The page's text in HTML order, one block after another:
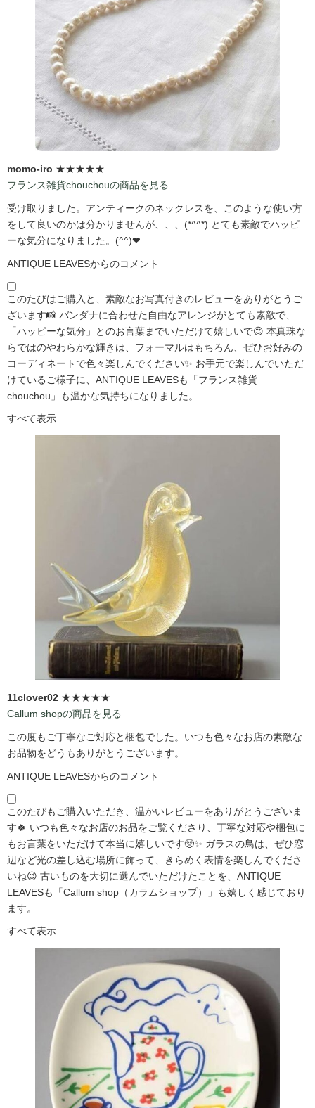
momo-iro ★★★★★
フランス雑貨chouchouの商品を見る
受け取りました。アンティークのネックレスを、このような使い方
をして良いのかは分かりませんが、、、(*^^*) とても素敵でハッピ
ーな気分になりました。(^^)❤
ANTIQUE LEAVESからのコメント
このたびはご購入と、素敵なお写真付きのレビューをありがとうご
ざいます📸 バンダナに合わせた自由なアレンジがとても素敵で、
「ハッピーな気分」とのお言葉までいただけて嬉しいで😍 本真珠な
らではのやわらかな輝きは、フォーマルはもちろん、ぜひお好みの
コーディネートで色々楽しんでください✨ お手元で楽しんでいただ
けているご様子に、ANTIQUE LEAVESも「フランス雑貨
chouchou」も温かな気持ちになりました。
すべて表示
11clover02 ★★★★★
Callum shopの商品を見る
この度もご丁寧なご対応と梱包でした。いつも色々なお店の素敵な
お品物をどうもありがとうございます。
ANTIQUE LEAVESからのコメント
このたびもご購入いただき、温かいレビューをありがとうございま
す🍀 いつも色々なお店のお品をご覧くださり、丁寧な対応や梱包に
もお言葉をいただけて本当に嬉しいです🥺✨ ガラスの鳥は、ぜひ窓
辺など光の差し込む場所に飾って、きらめく表情を楽しんでくださ
いね😉 古いものを大切に選んでいただけたことを、ANTIQUE
LEAVESも「Callum shop（カラムショップ）」も嬉しく感じており
ます。
すべて表示